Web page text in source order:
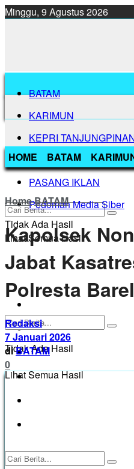
Minggu, 9 Agustus 2026
Tidak Ada Hasil
Lihat Semua Hasil
BATAM
KARIMUN
KEPRI
BINTAN
PASANG IKLAN
Pedoman Media Siber
KARIMUN
KEPRI
BINTAN
Tidak Ada Hasil
Lihat Semua Hasil
HOME BATAM
HomeBATAM
Kapolsek
Jabat
Polresta
Redaksi
7 Januari 2026
diBATAM
0